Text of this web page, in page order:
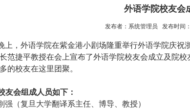
外语学院校友会
发布者：系统管理员 发布时间
，外语学院在紫金港小剧场隆重举行外语学院庆祝
范捷平教授在会上宣布了外语学院校友会成立及院
的校友在这里团聚。
友会组成人员如下：
强（复旦大学翻译系主任、博导、教授）